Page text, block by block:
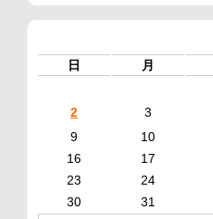
日 月
2 3
9
10
16
17
23
24
30
31